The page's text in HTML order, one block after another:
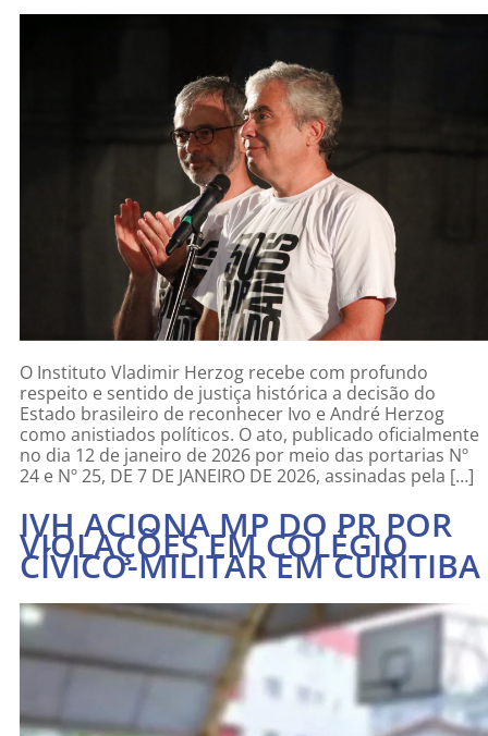
O Instituto Vladimir Herzog recebe com profundo
respeito e sentido de justiça histórica a decisão do
Estado brasileiro de reconhecer Ivo e André Herzog
como anistiados políticos. O ato, publicado oficialmente
no dia 12 de janeiro de 2026 por meio das portarias Nº
24 e Nº 25, DE 7 DE JANEIRO DE 2026, assinadas pela […]
IVH ACIONA MP DO PR POR
VIOLAÇÕES EM COLÉGIO
CÍVICO-MILITAR EM CURITIBA